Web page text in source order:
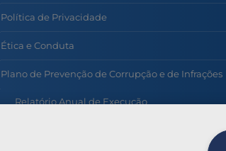
Política de Privacidade
Ética e Conduta
Plano de Prevenção de Corrupção e de Infrações
Relatório Anual de Execução